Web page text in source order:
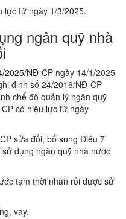
lực từ ngày 1/3/2025.
ngân quỹ nhà
2025/NĐ-CP ngày 14/1/2025
định số 24/2016/NĐ-CP
chế độ quản lý ngân quỹ
có hiệu lực từ ngày
sửa đổi, bổ sung Điều 7
dụng ngân quỹ nhà nước
tạm thời nhàn rỗi được sử
vay.